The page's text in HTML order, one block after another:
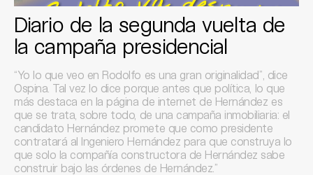
Diario de la segunda vuelta de
la campaña presidencial
“Yo lo que veo en Rodolfo es una gran originalidad”, dice
Ospina. Tal vez lo dice porque antes que política, lo que
más destaca en la página de internet de Hernández es
que se trata, sobre todo, de una campaña inmobiliaria: el
candidato Hernández promete que como presidente
contratará al Ingeniero Hernández para que construya lo
que solo la compañía constructora de Hernández sabe
construir bajo las órdenes de Hernández.”